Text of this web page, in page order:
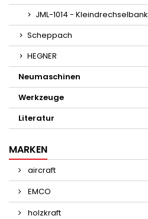
JML-1014 - Kleindrechselbank
Scheppach
HEGNER
Neumaschinen
Werkzeuge
Literatur
MARKEN
aircraft
EMCO
holzkraft